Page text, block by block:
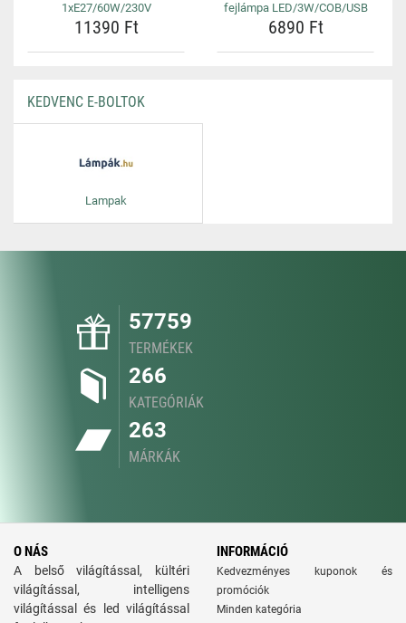
1xE27/60W/230V
11390 Ft
fejlámpa LED/3W/COB/USB
6890 Ft
KEDVENC E-BOLTOK
Lampak
57759
TERMÉKEK
266
KATEGÓRIÁK
263
MÁRKÁK
O NÁS
A belső világítással, kültéri
világítással, intelligens
világítással és led világítással
INFORMÁCIÓ
Kedvezményes kuponok és
promóciók
Minden kategória